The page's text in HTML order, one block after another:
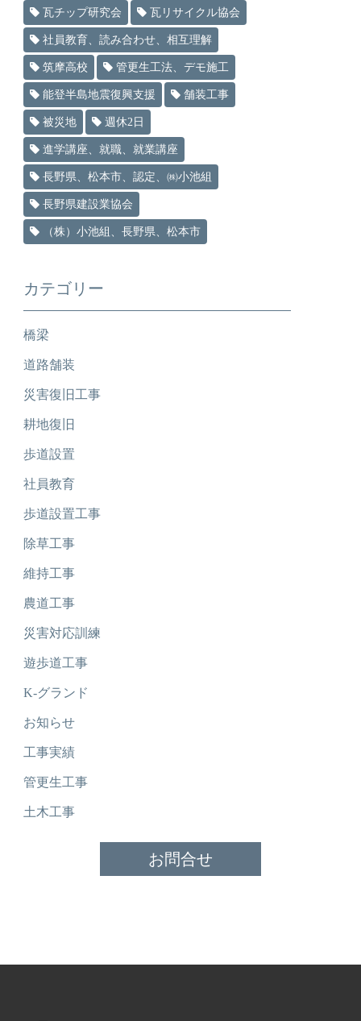
瓦チップ研究会 瓦リサイクル協会
社員教育、読み合わせ、相互理解
筑摩高校 管更生工法、デモ施工
能登半島地震復興支援 舗装工事
被災地 週休2日
進学講座、就職、就業講座
長野県、松本市、認定、㈱小池組
長野県建設業協会
（株）小池組、長野県、松本市
カテゴリー
橋梁
道路舗装
災害復旧工事
耕地復旧
歩道設置
社員教育
歩道設置工事
除草工事
維持工事
農道工事
災害対応訓練
遊歩道工事
K-グランド
お知らせ
工事実績
管更生工事
土木工事
お問合せ